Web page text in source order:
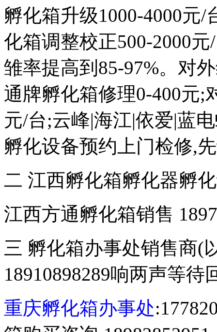
孵化箱升级1000-4000元
化箱调整校正500-2000
雏率提高到85-97%。对
通牌孵化箱修理0-400元;
元/台;云峰|海江|依爱|蓝
孵化设备预约上门检修,
二 江西孵化箱孵化器孵
江西方通孵化箱销售
三 孵化箱办事处销售商(
18910898289响两声等
重庆孵化箱办事处